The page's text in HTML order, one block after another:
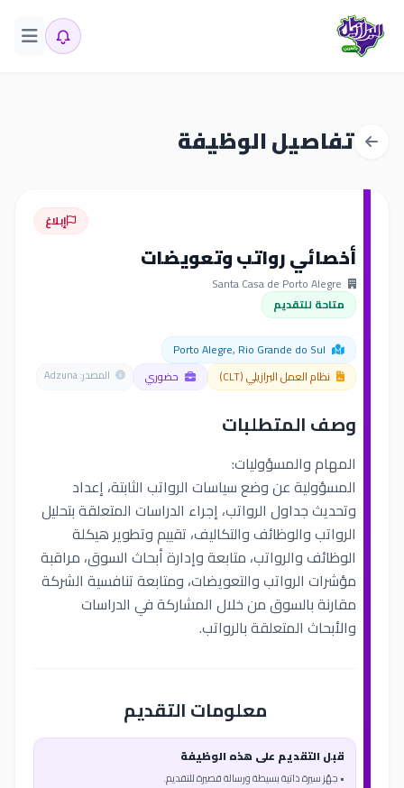
تفاصيل الوظيفة
إبلاغ
أخصائي رواتب وتعويضات
متاحة للتقديم
نظام العمل البرازيلي (CLT)
حضوري المصدر: Adzuna
وصف المتطلبات
المهام والمسؤوليات:
المسؤولية عن وضع سياسات الرواتب الثابتة، إعداد
وتحديث جداول الرواتب، إجراء الدراسات المتعلقة بتحليل
الرواتب والوظائف والتكاليف، تقييم وتطوير هيكلة
الوظائف والرواتب، متابعة وإدارة أبحاث السوق، مراقبة
مؤشرات الرواتب والتعويضات، ومتابعة تنافسية الشركة
مقارنة بالسوق من خلال المشاركة في الدراسات
والأبحاث المتعلقة بالرواتب.
معلومات التقديم
قبل التقديم على هذه الوظيفة
• جهّز سيرة ذاتية بسيطة ورسالة قصيرة للتقديم.